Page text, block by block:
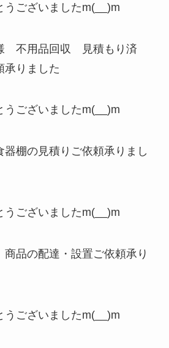
うございましたm(__)m
不用品回収 見積もり済
りました
うございましたm(__)m
棚の見積りご依頼承りまし
うございましたm(__)m
品の配達・設置ご依頼承り
うございましたm(__)m